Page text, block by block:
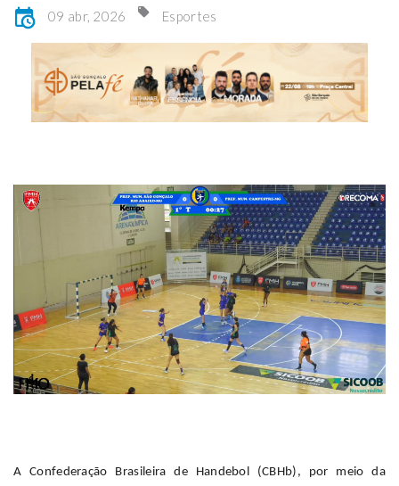
09 abr, 2026 Esportes
A Confederação Brasileira de Handebol (CBHb), por meio da